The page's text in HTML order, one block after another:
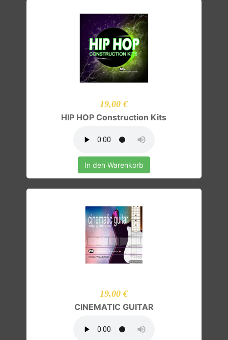
19,00 €
HIP HOP Construction Kits
In den Warenkorb
19,00 €
CINEMATIC GUITAR